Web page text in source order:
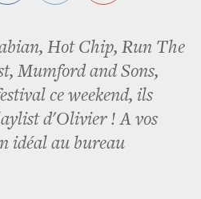
Hot Chip, Run The
Mumford and Sons,
ce weekend, ils
d'Olivier ! A vos
idéal au bureau